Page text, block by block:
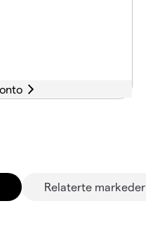
Relaterte markeder